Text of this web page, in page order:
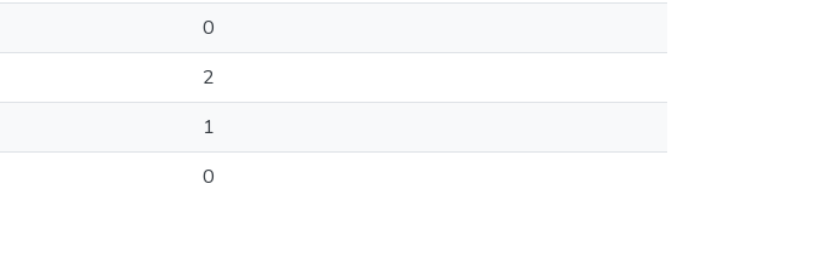
0
2
1
0